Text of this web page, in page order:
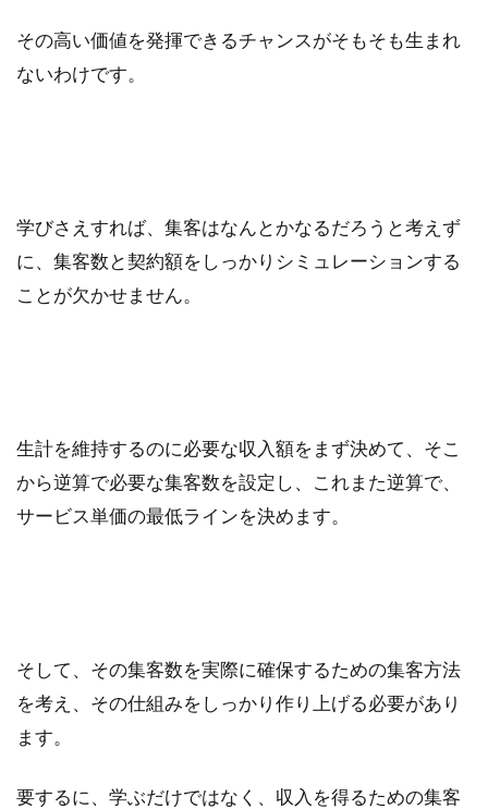
その高い価値を発揮できるチャンスがそもそも生まれ
ないわけです。
学びさえすれば、集客はなんとかなるだろうと考えず
に、集客数と契約額をしっかりシミュレーションする
ことが欠かせません。
生計を維持するのに必要な収入額をまず決めて、そこ
から逆算で必要な集客数を設定し、これまた逆算で、
サービス単価の最低ラインを決めます。
そして、その集客数を実際に確保するための集客方法
を考え、その仕組みをしっかり作り上げる必要があり
ます。
要するに、学ぶだけではなく、収入を得るための集客